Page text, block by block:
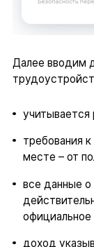
Далее вводим
учитывается
требования
месте – от
все данные
официальное
доход